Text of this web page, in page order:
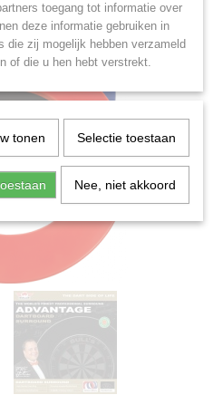
toegang tot informatie over
deze informatie gebruiken in
die zij mogelijk hebben verzameld
of die u hen hebt verstrekt.
tonen Selectie toestaan
Nee, niet akkoord